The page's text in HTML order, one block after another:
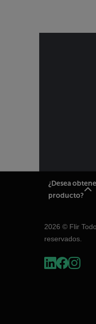
¿Desea
producto?
2026 © Flir
reservados.